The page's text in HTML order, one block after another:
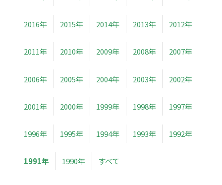
2016年 2015年 2014年 2013年 2012年
2011年 2010年 2009年 2008年 2007年
2006年 2005年 2004年 2003年 2002年
2001年 2000年 1999年 1998年 1997年
1996年 1995年 1994年 1993年 1992年
1991年 1990年 すべて